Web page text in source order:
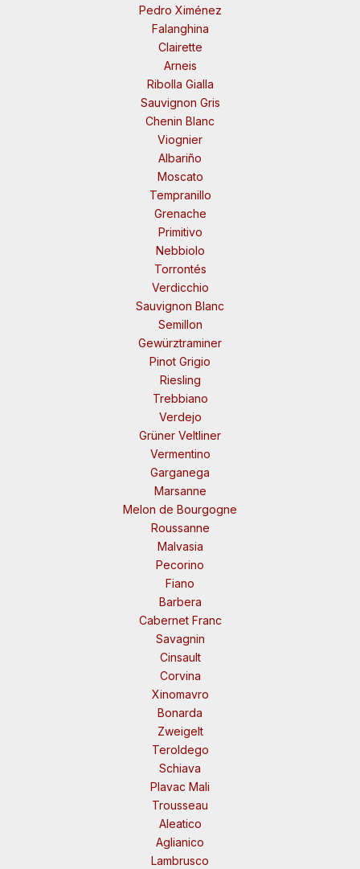
Pedro Ximénez
Falanghina
Clairette
Arneis
Ribolla Gialla
Sauvignon Gris
Chenin Blanc
Viognier
Albariño
Moscato
Tempranillo
Grenache
Primitivo
Nebbiolo
Torrontés
Verdicchio
Sauvignon Blanc
Semillon
Gewürztraminer
Pinot Grigio
Riesling
Trebbiano
Verdejo
Grüner Veltliner
Vermentino
Garganega
Marsanne
Melon de Bourgogne
Roussanne
Malvasia
Pecorino
Fiano
Barbera
Cabernet Franc
Savagnin
Cinsault
Corvina
Xinomavro
Bonarda
Zweigelt
Teroldego
Schiava
Plavac Mali
Trousseau
Aleatico
Aglianico
Lambrusco